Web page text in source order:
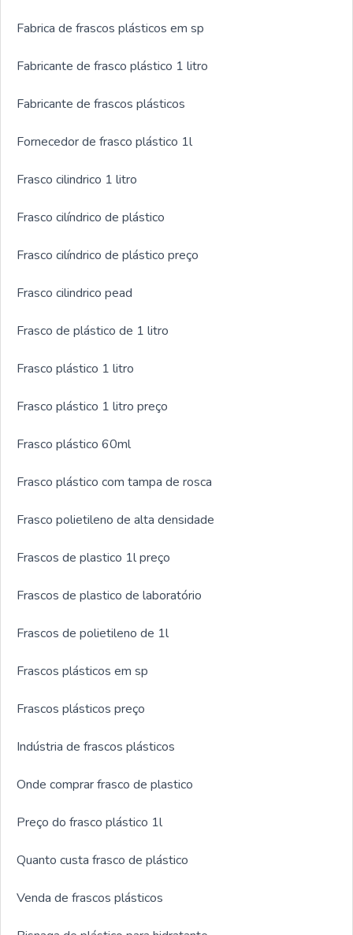
Fabrica de frascos plásticos em sp
Fabricante de frasco plástico 1 litro
Fabricante de frascos plásticos
Fornecedor de frasco plástico 1l
Frasco cilindrico 1 litro
Frasco cilíndrico de plástico
Frasco cilíndrico de plástico preço
Frasco cilindrico pead
Frasco de plástico de 1 litro
Frasco plástico 1 litro
Frasco plástico 1 litro preço
Frasco plástico 60ml
Frasco plástico com tampa de rosca
Frasco polietileno de alta densidade
Frascos de plastico 1l preço
Frascos de plastico de laboratório
Frascos de polietileno de 1l
Frascos plásticos em sp
Frascos plásticos preço
Indústria de frascos plásticos
Onde comprar frasco de plastico
Preço do frasco plástico 1l
Quanto custa frasco de plástico
Venda de frascos plásticos